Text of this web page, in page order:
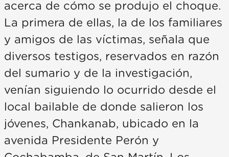
acerca de cómo se produjo el choque.
La primera de ellas, la de los familiares
y amigos de las víctimas, señala que
diversos testigos, reservados en razón
del sumario y de la investigación,
venían siguiendo lo ocurrido desde el
local bailable de donde salieron los
jóvenes, Chankanab, ubicado en la
avenida Presidente Perón y